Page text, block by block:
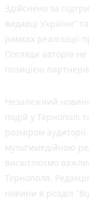
Здійснено за
видавці України”
рамках реалізації
Погляди авторів
позицією партнерів
Незалежний
подій у Тернополі
розміром
мультимедійною
висвітлюємо
Тернополя.
новини в розділ